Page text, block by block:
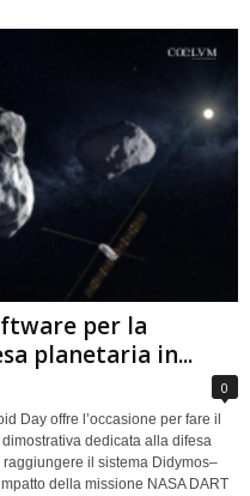
per la
planetaria in...
0
Day offre l’occasione per fare il
dedicata alla difesa
il sistema Didymos–
della missione NASA DART